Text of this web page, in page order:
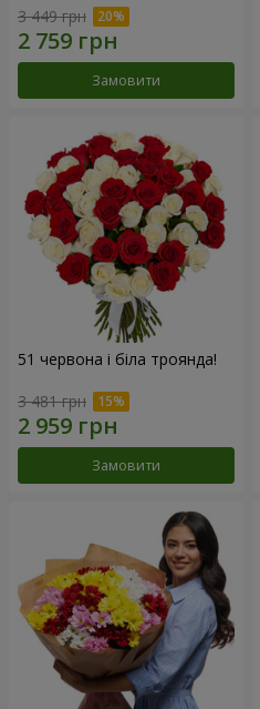
3 449 грн
Замовити
51 червона і біла троянда!
3 481 грн
Замовити